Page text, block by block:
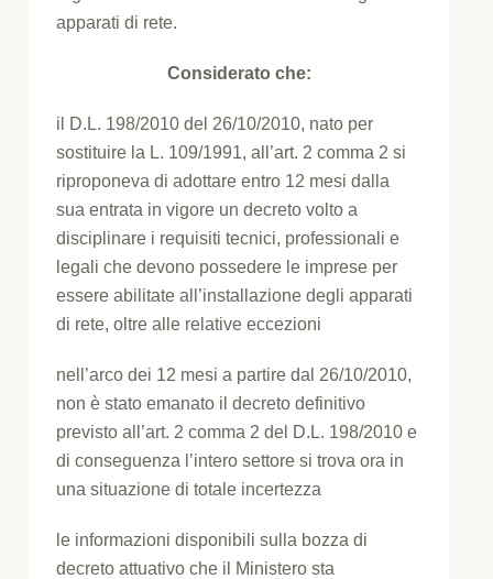
apparati di rete.
Considerato che:
il D.L. 198/2010 del 26/10/2010, nato per
sostituire la L. 109/1991, all’art. 2 comma 2 si
riproponeva di adottare entro 12 mesi dalla
sua entrata in vigore un decreto volto a
disciplinare i requisiti tecnici, professionali e
legali che devono possedere le imprese per
essere abilitate all’installazione degli apparati
di rete, oltre alle relative eccezioni
nell’arco dei 12 mesi a partire dal 26/10/2010,
non è stato emanato il decreto definitivo
previsto all’art. 2 comma 2 del D.L. 198/2010 e
di conseguenza l’intero settore si trova ora in
una situazione di totale incertezza
le informazioni disponibili sulla bozza di
decreto attuativo che il Ministero sta